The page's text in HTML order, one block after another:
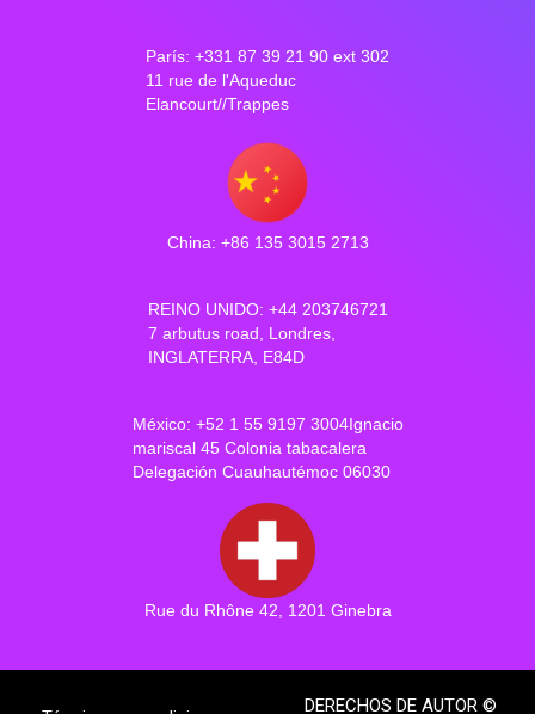
París: +331 87 39 21 90 ext 302
11 rue de l'Aqueduc
Elancourt//Trappes
China: +86 135 3015 2713
REINO UNIDO: +44 203746721
7 arbutus road, Londres,
INGLATERRA, E84D
México: +52 1 55 9197 3004Ignacio
mariscal 45 Colonia tabacalera
Delegación Cuauhautémoc 06030
Rue du Rhône 42, 1201 Ginebra
DERECHOS DE AUTOR ©